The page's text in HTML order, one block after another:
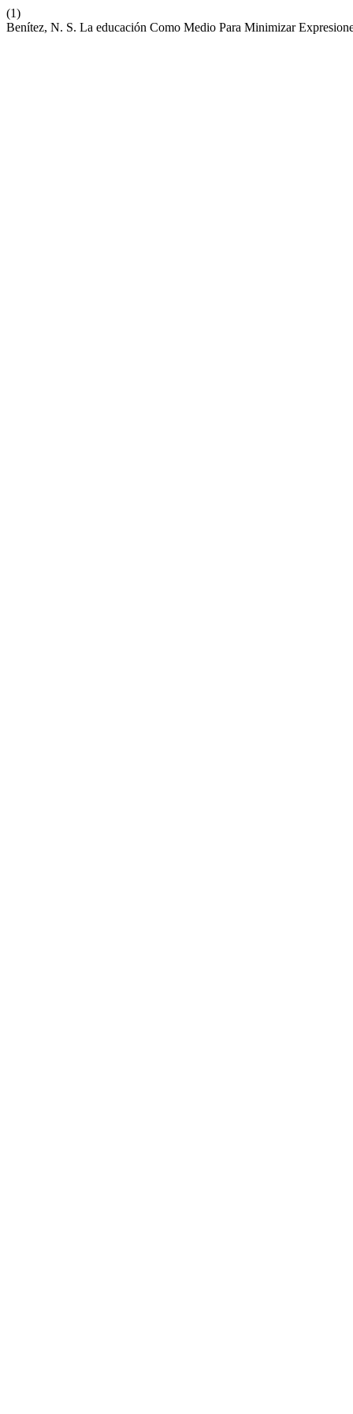
(1)
Benítez, N. S. La educación Como Medio Para Minimizar